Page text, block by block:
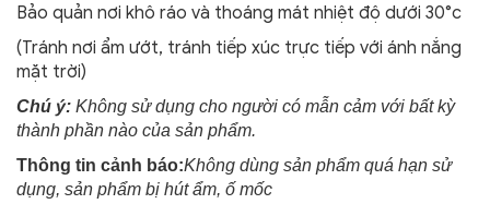
Bảo quản nơi khô ráo và thoáng mát nhiệt độ dưới 30°c
(Tránh nơi ẩm ướt, tránh tiếp xúc trực tiếp với ánh nắng
mặt trời)
Chú ý: Không sử dụng cho người có mẫn cảm với bất kỳ
thành phần nào của sản phẩm.
Thông tin cảnh báo:Không dùng sản phẩm quá hạn sử
dụng, sản phẩm bị hút ẩm, ố mốc